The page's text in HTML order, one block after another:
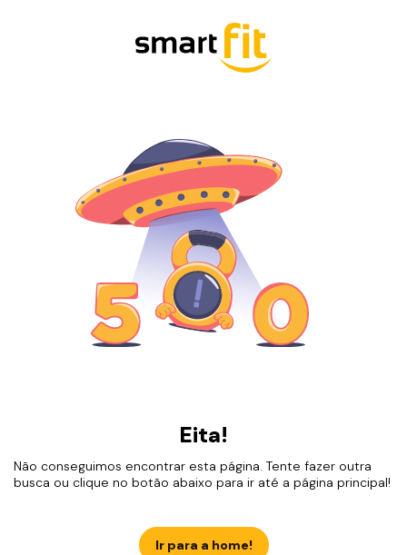
Eita!
Não conseguimos encontrar esta página. Tente fazer outra
busca ou clique no botão abaixo para ir até a página principal!
Ir para a home!